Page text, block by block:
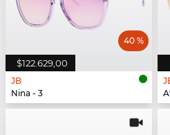
$122.629,00
40 %
JB
Nina - 3